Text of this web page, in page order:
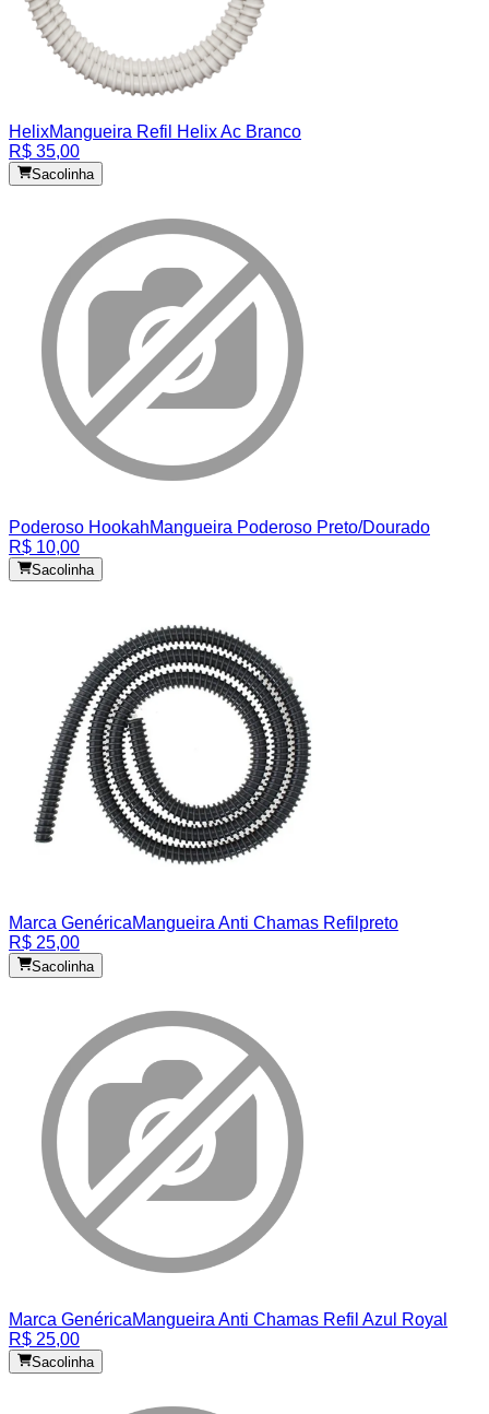
HelixMangueira Refil Helix Ac Branco
R$ 35,00
Sacolinha
Poderoso HookahMangueira Poderoso Preto/Dourado
R$ 10,00
Sacolinha
Marca GenéricaMangueira Anti Chamas Refilpreto
R$ 25,00
Sacolinha
Marca GenéricaMangueira Anti Chamas Refil Azul Royal
R$ 25,00
Sacolinha